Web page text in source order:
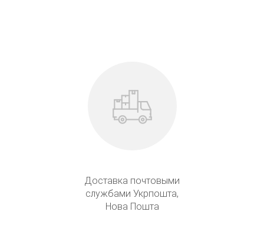
Доставка почтовыми
службами Укрпошта,
Нова Пошта